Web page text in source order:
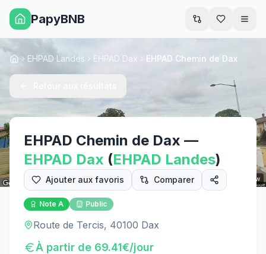
PapyBNB
Street View
AccueilEHPAD Landes EHPAD Dax EHPAD Chemin de Dax
EHPAD Chemin de Dax —
EHPAD Dax (EHPAD Landes)
Ajouter aux favoris Comparer
Note A Public
Route de Tercis, 40100 Dax
À partir de 69.41€/jour